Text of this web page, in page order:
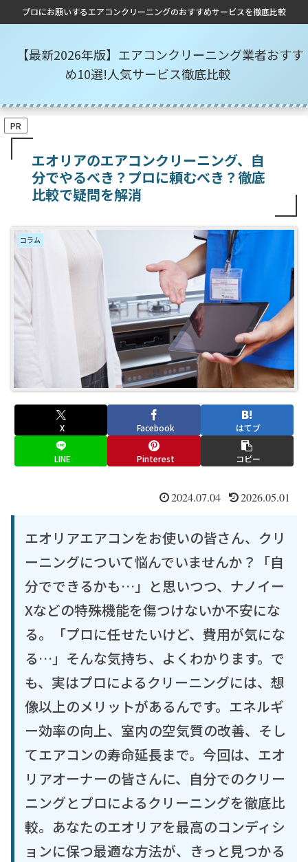
プロにお願いするエアコンクリーニングのおすすめサービスを徹底比較
【最新2026年版】エアコンクリーニング業者おすす
め10選!人気サービス徹底比較
PR
エオリアのエアコンクリーニング、自
分でやるべき？プロに頼むべき？徹底
比較で疑問を解消
コラム
X Facebook はてブ
LINE Pinterest コピー
2024.07.04 2026.05.01
エオリアエアコンをお使いの皆さん、クリ
ーニングについて悩んでいませんか？「自
分でできるかも…」と思いつつ、ナノイー
Xなどの特殊機能を傷つけないか不安にな
る。「プロに任せたいけど、費用が気にな
る…」そんな気持ち、よくわかります。で
も、実はプロによるクリーニングには、想
像以上のメリットがあるんです。エネルギ
ー効率の向上、室内の空気質の改善、そし
てエアコンの寿命延長まで。今回は、エオ
リアオーナーの皆さんに、自分でのクリー
ニングとプロによるクリーニングを徹底比
較。あなたのエオリアを最高のコンディシ
ョンに保つ最適な方法が、きっと見つかる